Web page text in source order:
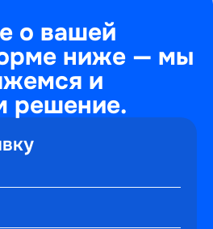
о вашей
ниже — мы
и
решение.